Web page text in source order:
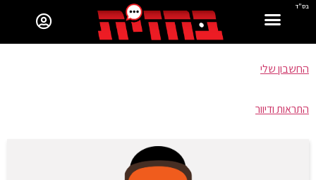
בס"ד
החשבון שלי
התראות ודיוור